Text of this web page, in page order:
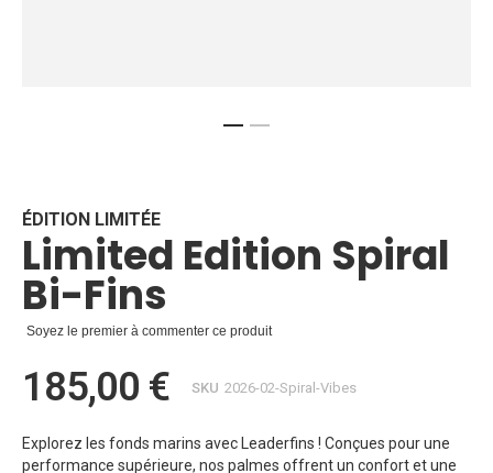
beginning
of
the
images
gallery
ÉDITION LIMITÉE
Limited Edition Spiral
Bi-Fins
Soyez le premier à commenter ce produit
185,00 € SKU 2026-02-Spiral-Vibes
Explorez les fonds marins avec Leaderfins ! Conçues pour une
performance supérieure, nos palmes offrent un confort et une